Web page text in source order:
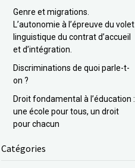
Genre et migrations.
L’autonomie à l’épreuve du volet
linguistique du contrat d’accueil
et d’intégration.
Discriminations de quoi parle-t-
on ?
Droit fondamental à l’éducation :
une école pour tous, un droit
pour chacun
Catégories